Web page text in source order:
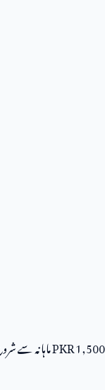
PKR 1,500 ماہانہ سے شروع